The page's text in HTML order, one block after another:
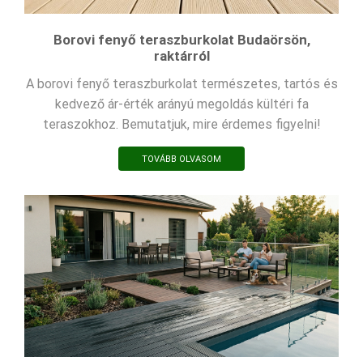
Borovi fenyő teraszburkolat Budaörsön,
raktárról
A borovi fenyő teraszburkolat természetes, tartós és
kedvező ár-érték arányú megoldás kültéri fa
teraszokhoz. Bemutatjuk, mire érdemes figyelni!
TOVÁBB OLVASOM